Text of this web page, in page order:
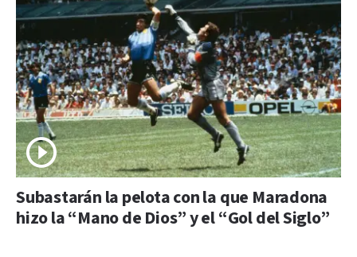
Subastarán la pelota con la que Maradona
hizo la “Mano de Dios” y el “Gol del Siglo”